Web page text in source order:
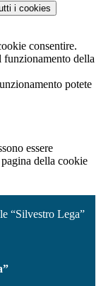
i cookies
consentire.
funzionamento della
potete
essere
della cookie
“Silvestro Lega”